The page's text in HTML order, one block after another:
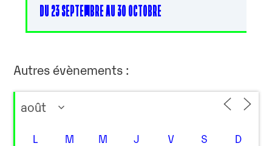
DU 23 SEPTEMBRE AU 30 OCTOBRE
Autres évènements :
L M M J V S D